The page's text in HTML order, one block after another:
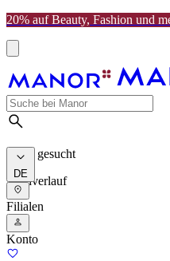
20% auf Beauty, Fashion und
Meist gesucht
Suchverlauf
DE
Filialen
Konto